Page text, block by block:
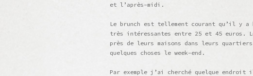
et l’après-midi.
Le brunch est tellement courant qu’il y
très intéressantes entre 25 et 45 euros.
près de leurs maisons dans leurs
quelques choses le week-end.
Par exemple j’ai cherché quelque